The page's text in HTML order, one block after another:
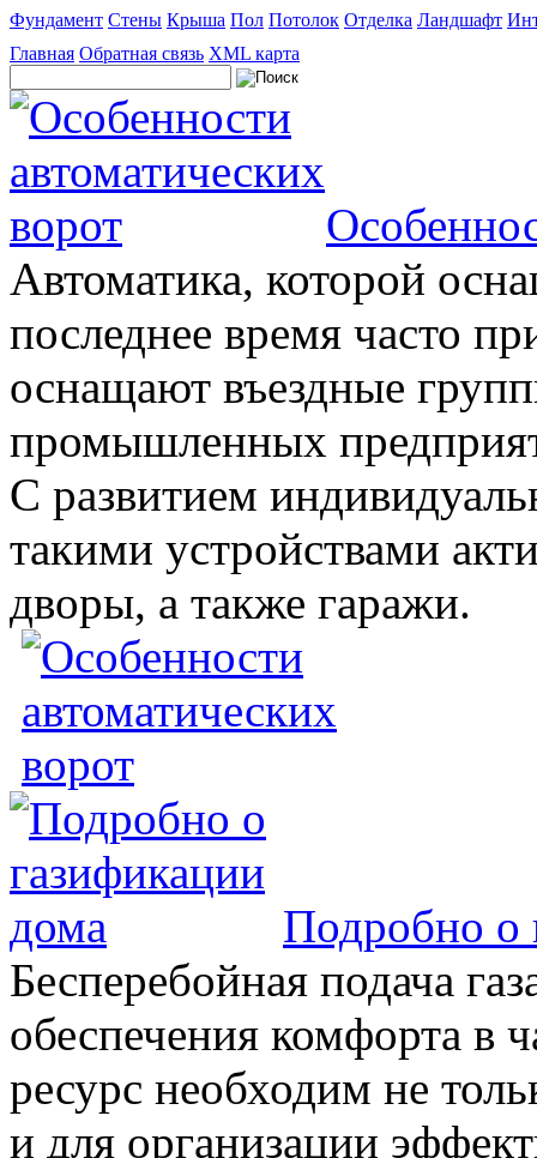
Фундамент Стены Крыша Пол Потолок Отделка Ландшафт
Главная Обратная связь XML карта
Автоматика, которой
последнее время часто
оснащают въездные
промышленных
С развитием
такими устройствами
дворы, а также гаражи.
Подробно о
Бесперебойная подача
обеспечения комфорта в
ресурс необходим не
и для организации